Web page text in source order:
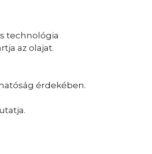
technológia
az olajat.
érdekében.